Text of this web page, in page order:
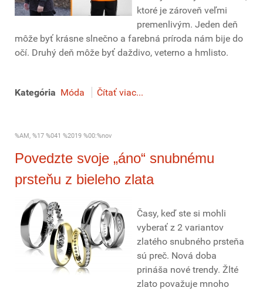
ktoré je zároveň veľmi
premenlivým. Jeden deň
môže byť krásne slnečno a farebná príroda nám bije do
očí. Druhý deň môže byť daždivo, veterno a hmlisto.
Kategória Móda Čítať viac...
%AM, %17 %041 %2019 %00:%nov
Povedzte svoje „áno“ snubnému
prsteňu z bieleho zlata
Časy, keď ste si mohli
vyberať z 2 variantov
zlatého snubného prsteňa
sú preč. Nová doba
prináša nové trendy. Žlté
zlato považuje mnoho